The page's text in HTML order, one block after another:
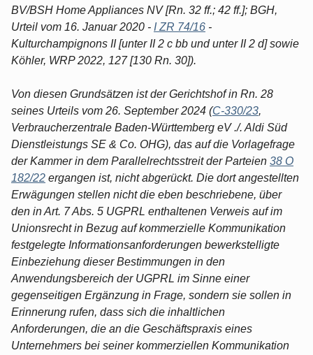
BV/BSH Home Appliances NV [Rn. 32 ff.; 42 ff.]; BGH,
Urteil vom 16. Januar 2020 - I ZR 74/16 -
Kulturchampignons II [unter II 2 c bb und unter II 2 d] sowie
Köhler, WRP 2022, 127 [130 Rn. 30]).
Von diesen Grundsätzen ist der Gerichtshof in Rn. 28
seines Urteils vom 26. September 2024 (C-330/23,
Verbraucherzentrale Baden-Württemberg eV ./. Aldi Süd
Dienstleistungs SE & Co. OHG), das auf die Vorlagefrage
der Kammer in dem Parallelrechtsstreit der Parteien 38 O
182/22 ergangen ist, nicht abgerückt. Die dort angestellten
Erwägungen stellen nicht die eben beschriebene, über
den in Art. 7 Abs. 5 UGPRL enthaltenen Verweis auf im
Unionsrecht in Bezug auf kommerzielle Kommunikation
festgelegte Informationsanforderungen bewerkstelligte
Einbeziehung dieser Bestimmungen in den
Anwendungsbereich der UGPRL im Sinne einer
gegenseitigen Ergänzung in Frage, sondern sie sollen in
Erinnerung rufen, dass sich die inhaltlichen
Anforderungen, die an die Geschäftspraxis eines
Unternehmers bei seiner kommerziellen Kommunikation